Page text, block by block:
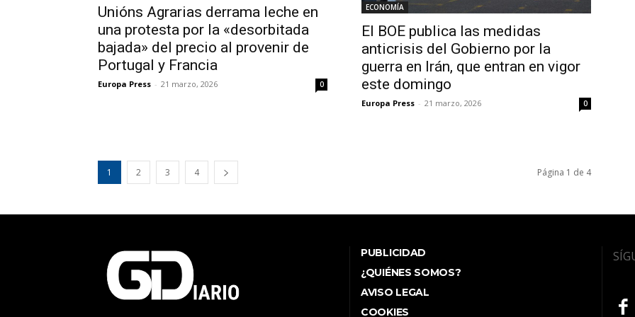
Unións Agrarias derrama leche en
una protesta por la «desorbitada
bajada» del precio al provenir de
Portugal y Francia
Europa Press - 21 marzo, 2026 0
ECONOMÍA
El BOE publica las medidas
anticrisis del Gobierno por la
guerra en Irán, que entran en vigor
este domingo
Europa Press - 21 marzo, 2026 0
1 2 3 4 Página 1 de 4
PUBLICIDAD
¿QUIÉNES SOMOS?
AVISO LEGAL
COOKIES